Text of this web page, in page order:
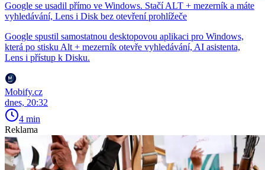
Google se usadil přímo ve Windows. Stačí ALT + mezerník a máte
vyhledávání, Lens i Disk bez otevření prohlížeče
Google spustil samostatnou desktopovou aplikaci pro Windows,
která po stisku Alt + mezerník otevře vyhledávání, AI asistenta,
Lens i přístup k Disku.
Mobify.cz
dnes, 20:32
4 min
Reklama